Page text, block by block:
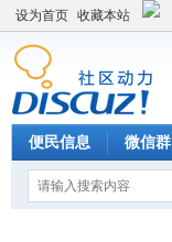
设为首页 收藏本站
便民信息 微信群